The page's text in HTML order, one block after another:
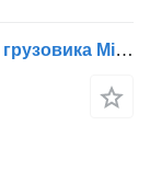
Маховик Mitsubishi - FLYWHEEL - для грузовика Mitsubishi CANTER FUSO - KOŁO ZAMACHOWE